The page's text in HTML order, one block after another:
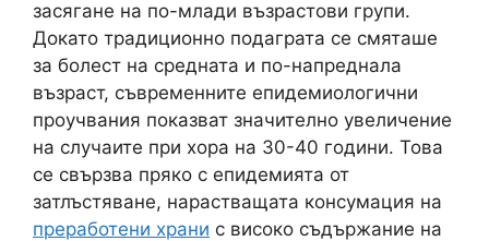
засягане на по-млади възрастови групи.
Докато традиционно подаграта се смяташе
за болест на средната и по-напреднала
възраст, съвременните епидемиологични
проучвания показват значително увеличение
на случаите при хора на 30-40 години. Това
се свързва пряко с епидемията от
затлъстяване, нарастващата консумация на
преработени храни с високо съдържание на